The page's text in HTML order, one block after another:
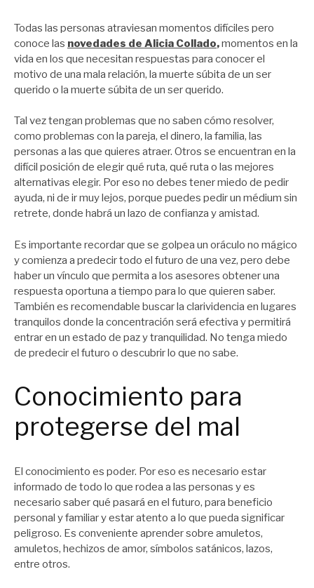
Todas las personas atraviesan momentos difíciles pero
conoce las novedades de Alicia Collado,momentos en la
vida en los que necesitan respuestas para conocer el
motivo de una mala relación, la muerte súbita de un ser
querido o la muerte súbita de un ser querido.
Tal vez tengan problemas que no saben cómo resolver,
como problemas con la pareja, el dinero, la familia, las
personas a las que quieres atraer. Otros se encuentran en la
difícil posición de elegir qué ruta, qué ruta o las mejores
alternativas elegir. Por eso no debes tener miedo de pedir
ayuda, ni de ir muy lejos, porque puedes pedir un médium sin
retrete, donde habrá un lazo de confianza y amistad.
Es importante recordar que se golpea un oráculo no mágico
y comienza a predecir todo el futuro de una vez, pero debe
haber un vínculo que permita a los asesores obtener una
respuesta oportuna a tiempo para lo que quieren saber.
También es recomendable buscar la clarividencia en lugares
tranquilos donde la concentración será efectiva y permitirá
entrar en un estado de paz y tranquilidad. No tenga miedo
de predecir el futuro o descubrir lo que no sabe.
Conocimiento para
protegerse del mal
El conocimiento es poder. Por eso es necesario estar
informado de todo lo que rodea a las personas y es
necesario saber qué pasará en el futuro, para beneficio
personal y familiar y estar atento a lo que pueda significar
peligroso. Es conveniente aprender sobre amuletos,
amuletos, hechizos de amor, símbolos satánicos, lazos,
entre otros.